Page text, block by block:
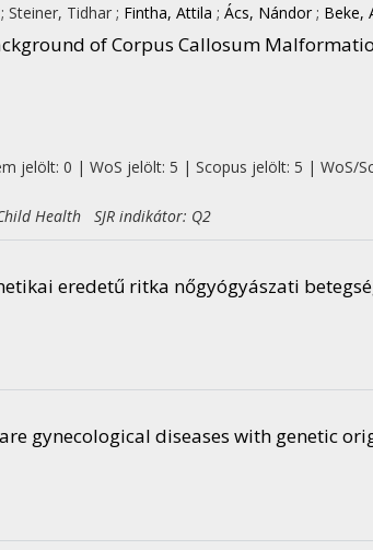
; Steiner, Tidhar ; Fintha, Attila ; Ács, Nándor ; Beke,
of Corpus Callosum
jelölt: 0 | WoS jelölt: 5 | Scopus jelölt: 5 | WoS/
Health SJR indikátor: Q2
eredetű ritka nőgyógyászati
gynecological diseases with genetic